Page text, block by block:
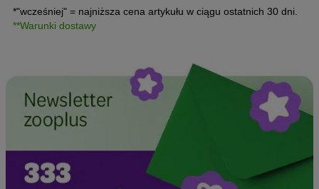
*"wcześniej" = najniższa cena artykułu w ciągu ostatnich 30 dni.
**Warunki dostawy